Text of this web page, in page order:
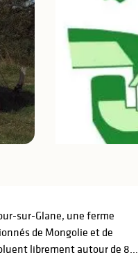
sur-Glane, une ferme
de Mongolie et de
librement autour de 8...